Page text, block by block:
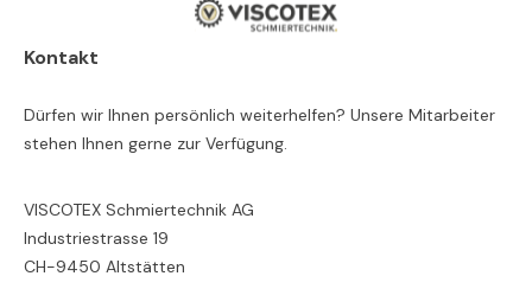
Kontakt
Dürfen wir Ihnen persönlich weiterhelfen? Unsere Mitarbeiter
stehen Ihnen gerne zur Verfügung.
VISCOTEX Schmiertechnik AG
Industriestrasse 19
CH-9450 Altstätten